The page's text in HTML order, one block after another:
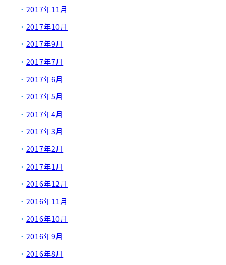
2017年11月
2017年10月
2017年9月
2017年7月
2017年6月
2017年5月
2017年4月
2017年3月
2017年2月
2017年1月
2016年12月
2016年11月
2016年10月
2016年9月
2016年8月